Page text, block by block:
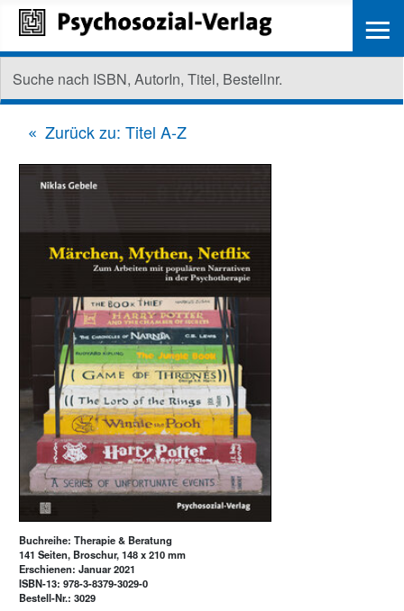
Zurück zu: Titel A-Z
Buchreihe: Therapie & Beratung
141 Seiten, Broschur, 148 x 210 mm
Erschienen: Januar 2021
ISBN-13: 978-3-8379-3029-0
Bestell-Nr.: 3029
≡